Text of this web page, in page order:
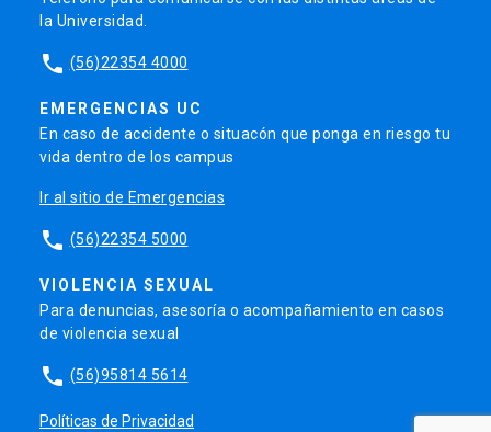
la Universidad.
phone (56)22354 4000
EMERGENCIAS UC
En caso de accidente o situacón que ponga en riesgo tu
vida dentro de los campus
Ir al sitio de Emergencias
phone (56)22354 5000
VIOLENCIA SEXUAL
Para denuncias, asesoría o acompañamiento en casos
de violencia sexual
phone (56)95814 5614
Políticas de Privacidad